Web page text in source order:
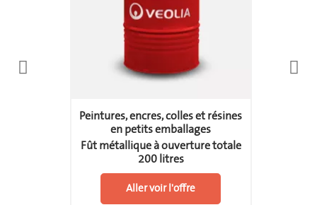
Peintures, encres, colles et résines
en petits emballages
Fût métallique à ouverture totale
200 litres
Aller voir l'offre